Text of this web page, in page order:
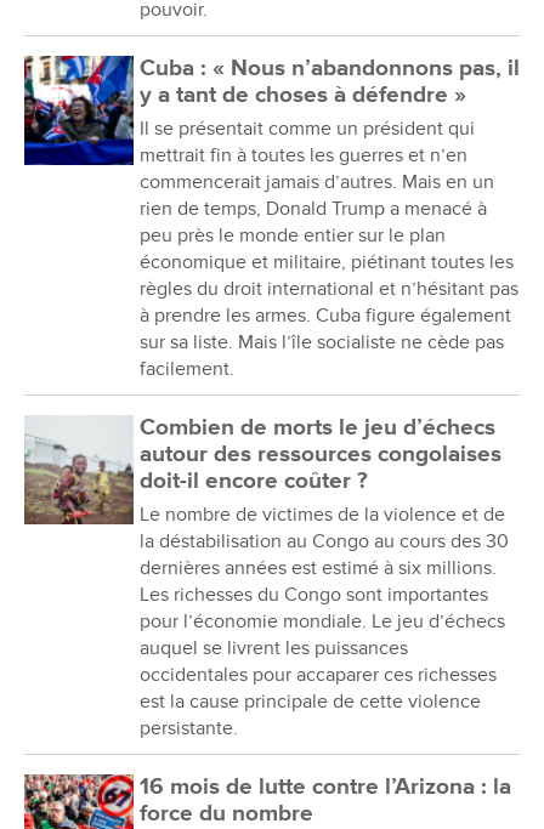
pouvoir.
Cuba : « Nous n’abandonnons pas, il
y a tant de choses à défendre »
Il se présentait comme un président qui
mettrait fin à toutes les guerres et n’en
commencerait jamais d’autres. Mais en un
rien de temps, Donald Trump a menacé à
peu près le monde entier sur le plan
économique et militaire, piétinant toutes les
règles du droit international et n’hésitant pas
à prendre les armes. Cuba figure également
sur sa liste. Mais l’île socialiste ne cède pas
facilement.
Combien de morts le jeu d’échecs
autour des ressources congolaises
doit-il encore coûter ?
Le nombre de victimes de la violence et de
la déstabilisation au Congo au cours des 30
dernières années est estimé à six millions.
Les richesses du Congo sont importantes
pour l’économie mondiale. Le jeu d’échecs
auquel se livrent les puissances
occidentales pour accaparer ces richesses
est la cause principale de cette violence
persistante.
16 mois de lutte contre l’Arizona : la
force du nombre